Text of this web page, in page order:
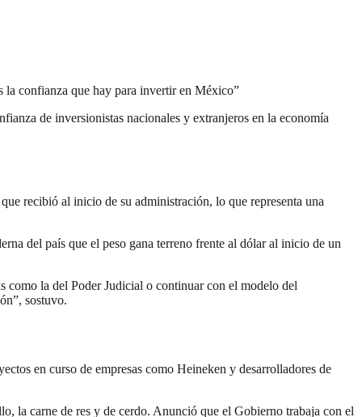
la confianza que hay para invertir en México”
de inversionistas nacionales y extranjeros en la economía
recibió al inicio de su administración, lo que representa una
del país que el peso gana terreno frente al dólar al inicio de un
como la del Poder Judicial o continuar con el modelo del
sostuvo.
en curso de empresas como Heineken y desarrolladores de
la carne de res y de cerdo. Anunció que el Gobierno trabaja con el